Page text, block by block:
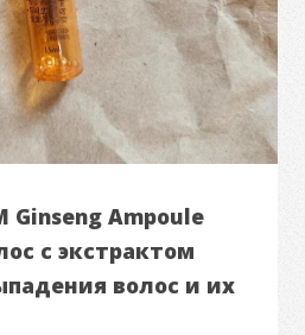
Ginseng Ampoule
с экстрактом
волос и их